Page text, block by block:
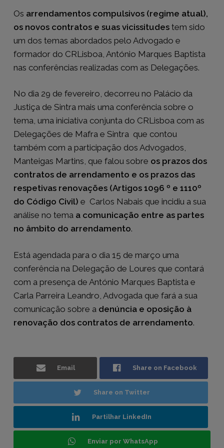
Os arrendamentos compulsivos (regime atual),
os novos contratos e suas vicissitudestem sido
um dos temas abordados pelo Advogado e
formador do CRLisboa, António Marques Baptista
nas conferências realizadas com as Delegações.
No dia 29 de fevereiro, decorreu no Palácio da
Justiça de Sintra mais uma conferência sobre o
tema, uma iniciativa conjunta do CRLisboa com as
Delegações de Mafra e Sintra que contou
também com a participação dos Advogados,
Manteigas Martins, que falou sobre os prazos dos
contratos de arrendamento e os prazos das
respetivas renovações (Artigos 1096 º e 1110º
do Código Civil) e Carlos Nabais que incidiu a sua
análise no tema a comunicação entre as partes
no âmbito do arrendamento.
Está agendada para o dia 15 de março uma
conferência na Delegação de Loures que contará
com a presença de António Marques Baptista e
Carla Parreira Leandro, Advogada que fará a sua
comunicação sobre a denúncia e oposição à
renovação dos contratos de arrendamento.
Email Share on Facebook
Share on Twitter
Partilhar LinkedIn
Enviar por WhatsApp